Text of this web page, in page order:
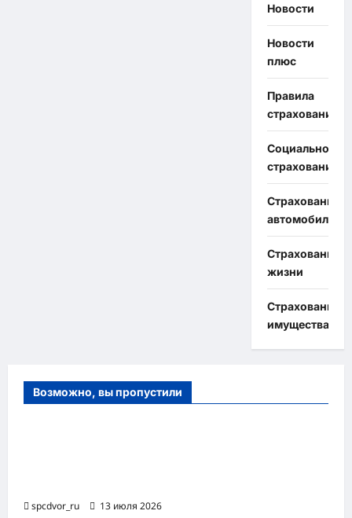
Новости
Новости
плюс
Правила
страхования
Социальное
страхование
Страхование
автомобиля
Страхование
жизни
Страхование
имущества
Возможно, вы пропустили
spcdvor_ru 13 июля 2026